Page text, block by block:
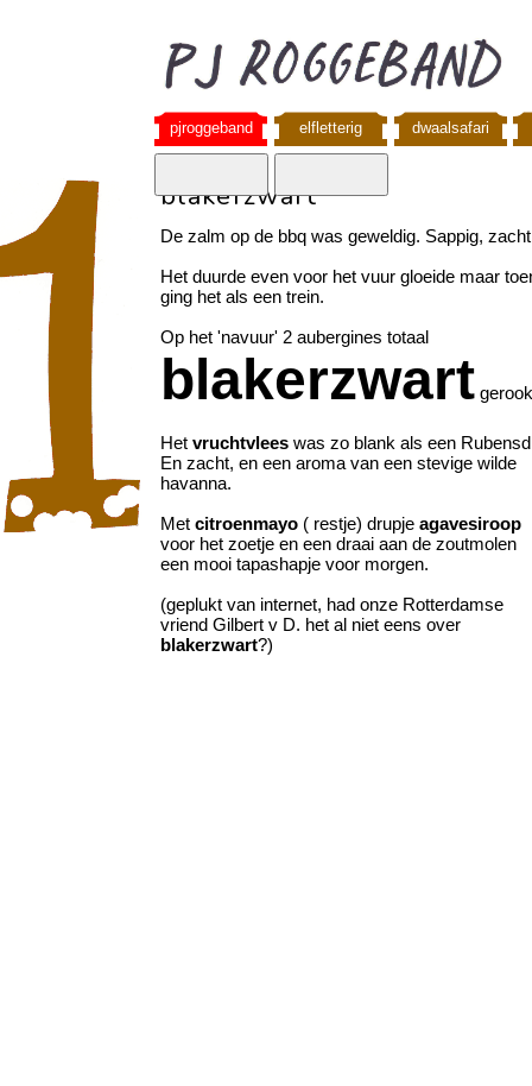
pjroggeband elfletterig dwaalsafari
blakerzwart
De zalm op de bbq was geweldig. Sappig,
Het duurde even voor het vuur gloeide maar
ging het als een trein.
Op het 'navuur' 2 aubergines totaal
blakerzwart
Het vruchtvlees was zo blank als een
En zacht, en een aroma van een stevige wilde
havanna.
Met citroenmayo ( restje) drupje agavesiroop
voor het zoetje en een draai aan de zoutmolen
een mooi tapashapje voor morgen.
(geplukt van internet, had onze Rotterdamse
vriend Gilbert v D. het al niet eens over
blakerzwart?)